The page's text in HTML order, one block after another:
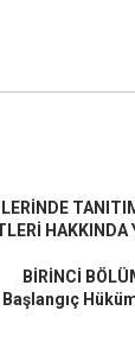
HAKKINDA
BİRİNCİ
Başlangıç